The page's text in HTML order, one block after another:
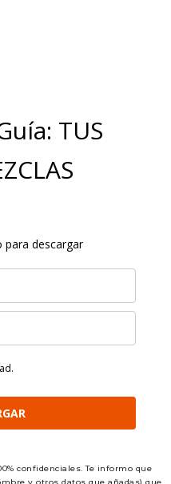
TUS
para descargar
confidenciales. Te informo que
y otros datos que añadas) que